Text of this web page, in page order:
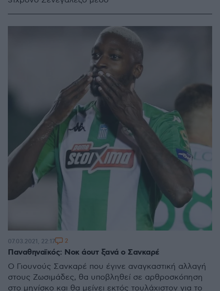
Παναθηναϊκός: Νοκ άουτ ξανά ο Σανκαρέ
Ο Γιουνούς Σανκαρέ που έγινε αναγκαστική αλλαγή
στους Ζωσιμάδες, θα υποβληθεί σε αρθροσκόπηση
στο μηνίσκο και θα μείνει εκτός τουλάχιστον για το
07.03.2021, 22:17 2